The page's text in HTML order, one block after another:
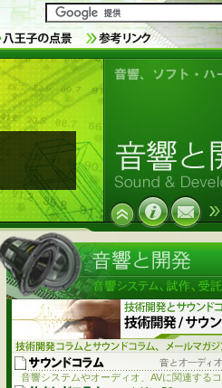
音響システムやオーディオ、AVに関連する